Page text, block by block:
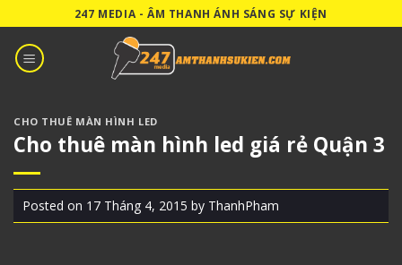
to
content
247 MEDIA - ÂM THANH ÁNH SÁNG SỰ KIỆN
CHO THUÊ MÀN HÌNH LED
Cho thuê màn hình led giá rẻ Quận 3
Posted on 17 Tháng 4, 2015 by ThanhPham